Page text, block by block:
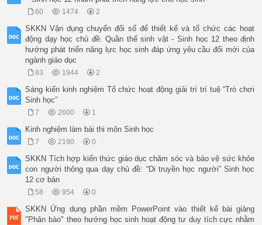
60 1474 2
SKKN Vận dụng chuyển đổi số để thiết kế và tổ chức các hoạt
động dạy học chủ đề: Quần thể sinh vật - Sinh học 12 theo định
hướng phát triển năng lực học sinh đáp ứng yêu cầu đổi mới của
ngành giáo dục
83 1944 2
Sáng kiến kinh nghiệm Tổ chức hoạt động giải trí trí tuệ “Trò chơi
Sinh học”
7 2600 1
Kinh nghiệm làm bài thi môn Sinh học
7 2190 0
SKKN Tích hợp kiến thức giáo dục chăm sóc và bảo vệ sức khỏe
con người thông qua dạy chủ đề: “Di truyền học người” Sinh học
12 cơ bản
58 954 0
SKKN Ứng dụng phần mềm PowerPoint vào thiết kế bài giảng
"Phân bào" theo hướng học sinh hoạt động tư duy tích cực nhằm